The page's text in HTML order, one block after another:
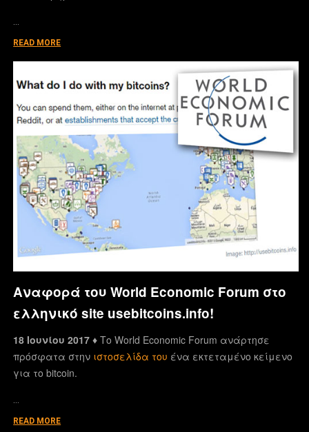
READ MORE
Αναφορά του World Economic Forum στο
ελληνικό site usebitcoins.info!
18 Ιουνίου 2017 ♦Το World Economic Forum ανάρτησε
πρόσφατα στην ιστοσελίδα του ένα εκτεταμένο κείμενο
για το bitcoin.
READ MORE